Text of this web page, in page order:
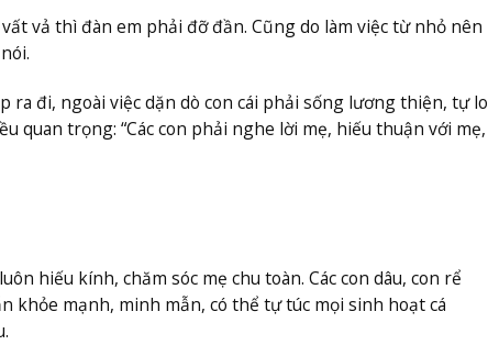
vả thì đàn em phải đỡ đần. Cũng do làm việc từ nhỏ nên
đi, ngoài việc dặn dò con cái phải sống lương thiện, tự lo
quan trọng: “Các con phải nghe lời mẹ, hiếu thuận với mẹ,
hiếu kính, chăm sóc mẹ chu toàn. Các con dâu, con rể
khỏe mạnh, minh mẫn, có thể tự túc mọi sinh hoạt cá